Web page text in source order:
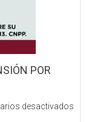
POR
desactivados